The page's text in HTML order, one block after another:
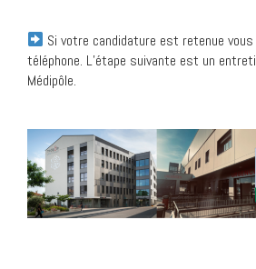
Si votre candidature est retenue
téléphone. L’étape suivante est un
Médipôle.